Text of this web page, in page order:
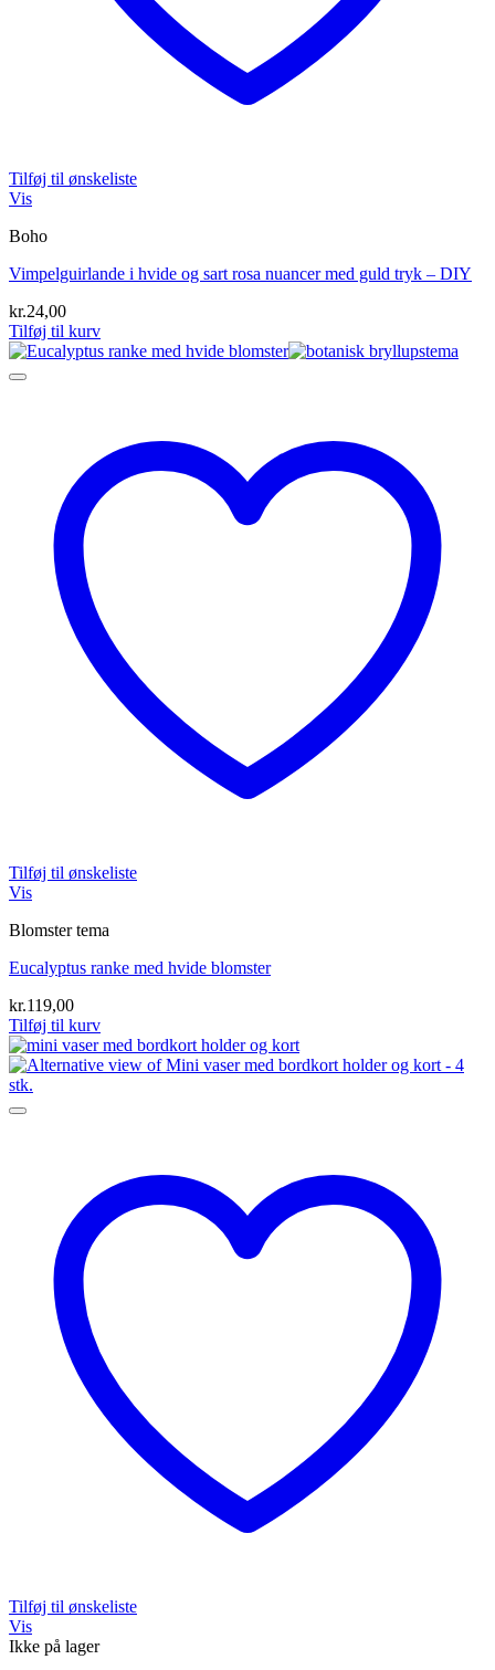
Tilføj til ønskeliste
Vis
Boho
Vimpelguirlande i hvide og sart rosa nuancer med guld tryk – DIY
kr.24,00
Tilføj til kurv
Tilføj til ønskeliste
Vis
Blomster tema
Eucalyptus ranke med hvide blomster
kr.119,00
Tilføj til kurv
Tilføj til ønskeliste
Vis
Ikke på lager